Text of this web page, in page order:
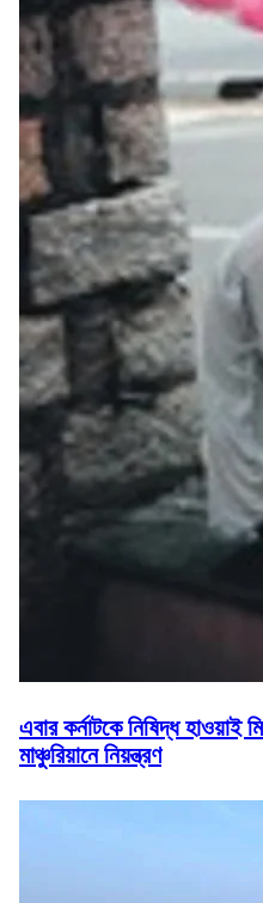
এবার কর্নাটকে নিষিদ্ধ হাওয়াই
মাঞ্চুরিয়ানে নিয়ন্ত্রণ